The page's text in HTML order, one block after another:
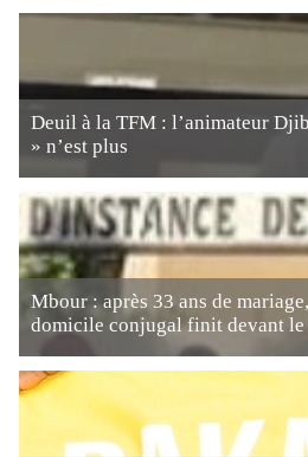
Deuil à la TFM : l’animateur
» n’est plus
Mbour : après 33 ans de
domicile conjugal finit devant